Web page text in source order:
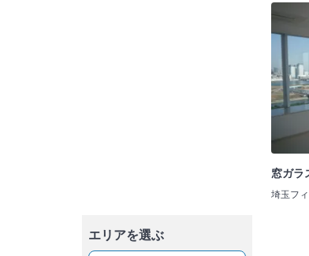
エリアを選ぶ
窓ガラ
埼玉フ